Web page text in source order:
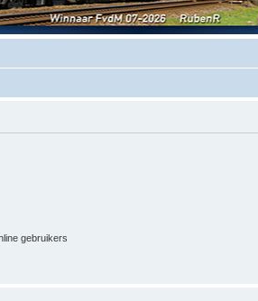
gebruikers